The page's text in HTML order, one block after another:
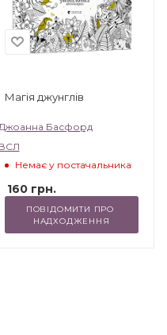
Магія джунглів
Басфорд
ВСЛ
Немає у постачальника
160грн.
ПОВІДОМИТИ ПРО
НАДХОДЖЕННЯ